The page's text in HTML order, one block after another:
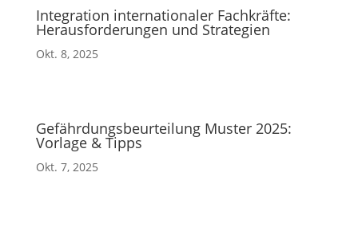
Integration internationaler Fachkräfte:
Herausforderungen und Strategien
Okt. 8, 2025
Gefährdungsbeurteilung Muster 2025:
Vorlage & Tipps
Okt. 7, 2025